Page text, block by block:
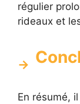
régulier
rideaux et
En résumé,